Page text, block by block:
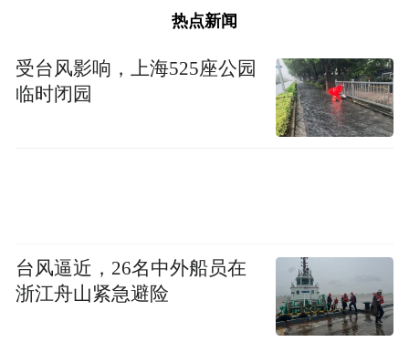
快要结束了的消息。但是伊朗革命卫队10日
回应说，战争如何以及何时结束将由他们决
定。伊朗革命卫队强调，只要美国和以色列
够在自己选择的时机发动这场战争，却未必
能以同样方式结束它。“史诗之怒行动”可能
热点新闻
受台风影响，上海525座公园
临时闭园
台风逼近，26名中外船员在
浙江舟山紧急避险